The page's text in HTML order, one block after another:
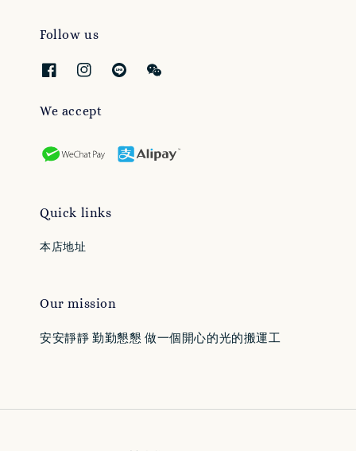
Follow us
We accept
Quick links
本店地址
Our mission
安安靜靜 勤勤懇懇 做一個開心的光的搬運工